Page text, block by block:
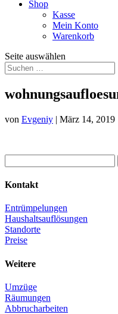
Shop
Kasse
Mein Konto
Warenkorb
Seite auswählen
von Evgeniy | März 14, 2019
nach:
Kontakt
Entrümpelungen
Haushaltsauflösungen
Standorte
Preise
Weitere
Umzüge
Räumungen
Abbrucharbeiten